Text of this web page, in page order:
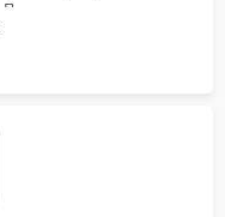
тестовых
симптомов поломки.